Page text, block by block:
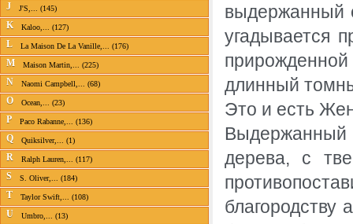
J J'S,... (145)
K Kaloo,... (127)
L La Maison De La Vanille,... (176)
M Maison Martin,... (225)
N Naomi Campbell,... (68)
O Ocean,... (23)
P Paco Rabanne,... (136)
Q Quiksilver,... (1)
R Ralph Lauren,... (117)
S S. Oliver,... (184)
T Taylor Swift,... (108)
U Umbro,... (13)
выдержанный
угадывается
прирожденной
длинный
Это и есть
дерева, с
благородству